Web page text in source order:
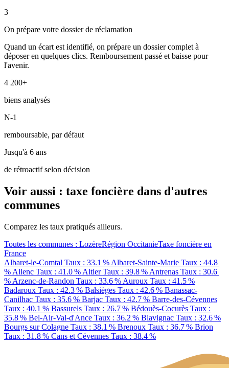
3
On prépare votre dossier de réclamation
Quand un écart est identifié, on prépare un dossier complet à
déposer en quelques clics. Remboursement passé et baisse pour
l'avenir.
4 200+
biens analysés
N-1
remboursable, par défaut
Jusqu'à 6 ans
de rétroactif selon décision
Voir aussi : taxe foncière dans d'autres
communes
Comparez les taux pratiqués ailleurs.
Toutes les communes : LozèreRégion OccitanieTaxe foncière en
France
Albaret-le-Comtal Taux : 33.1 % Albaret-Sainte-Marie Taux : 44.8
% Allenc Taux : 41.0 % AltierTaux : 39.8 % Antrenas Taux : 30.6
% Arzenc-de-Randon Taux : 33.6 % Auroux Taux : 41.5 %
Badaroux Taux : 42.3 % Balsièges Taux : 42.6 % Banassac-
Canilhac Taux : 35.6 % Barjac Taux : 42.7 % Barre-des-Cévennes
Taux : 40.1 % Bassurels Taux : 26.7 % Bédouès-Cocurès Taux :
35.8 % Bel-Air-Val-d'Ance Taux : 36.2 % Blavignac Taux : 32.6 %
Bourgs sur Colagne Taux : 38.1 % Brenoux Taux : 36.7 % Brion
Taux : 31.8 % Cans et Cévennes Taux : 38.4 %